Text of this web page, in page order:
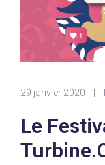
29 janvier 2020
Le